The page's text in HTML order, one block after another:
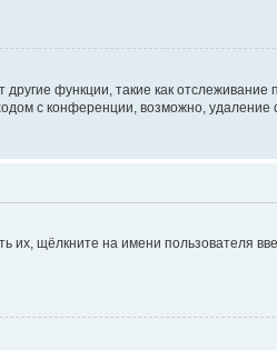
функции, такие как отслеживание
с конференции, возможно, удаление
их, щёлкните на имени пользователя